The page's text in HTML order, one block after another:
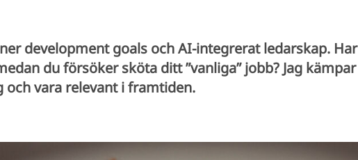
development goals och AI-integrerat ledarskap.
du försöker sköta ditt ”vanliga” jobb? Jag
och vara relevant i framtiden.